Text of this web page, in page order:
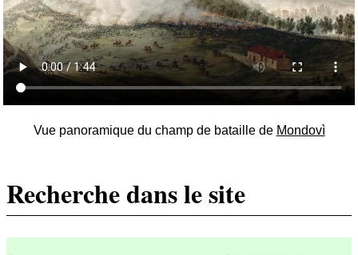
Vue panoramique du champ de bataille de Mondovì
Recherche dans le site